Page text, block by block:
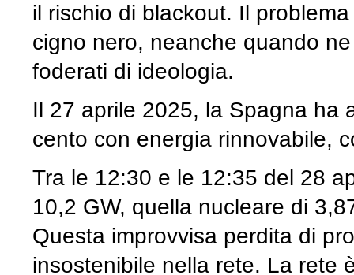
il rischio di blackout. Il
cigno nero, neanche quando
foderati di ideologia.
Il 27 aprile 2025, la Spagna ha
cento con energia rinnovabile,
Tra le 12:30 e le 12:35 del 28
10,2 GW, quella nucleare di
Questa improvvisa perdita di
insostenibile nella rete. La rete